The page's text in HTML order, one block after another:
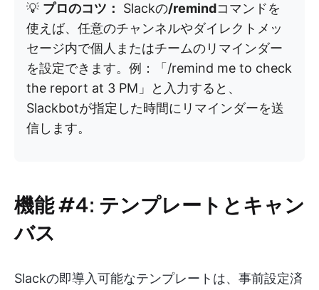
💡 プロのコツ： Slackの/remindコマンドを
使えば、任意のチャンネルやダイレクトメッ
セージ内で個人またはチームのリマインダー
を設定できます。例：「/remind me to check
the report at 3 PM」と入力すると、
Slackbotが指定した時間にリマインダーを送
信します。
機能 #4: テンプレートとキャン
バス
Slackの即導入可能なテンプレートは、事前設定済